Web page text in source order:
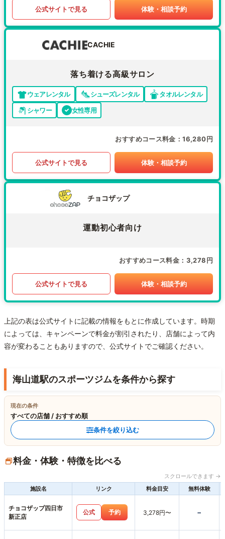
公式サイトで見る 体験・相談予約
CACHIE
落ち着ける高級サロン
ウェアレンタル シューズレンタル
タオルレンタル
シャワー
女性専用
おすすめコース料金 16,280円
公式サイトで見る 体験・相談予約
チョコザップ
運動初心者向け
おすすめコース料金 3,278円
公式サイトで見る 体験・相談予約
上記の表は公式サイトに記載の情報をもとに作成しています。時期
によっては、キャンペーンで料金が割引されたり、店舗によって内
容が変わることもありますので、公式サイトでご確認ください。
海山道駅のスポーツジムを条件から探す
現在の条件
すべての店舗 / おすすめ順
条件を絞り込む
料金・体験・特徴を比べる
スクロールできます →
施設名
リンク 料金目安 無料体験
チョコザップ四日市
新正店
公式 予約 3,278円〜 -